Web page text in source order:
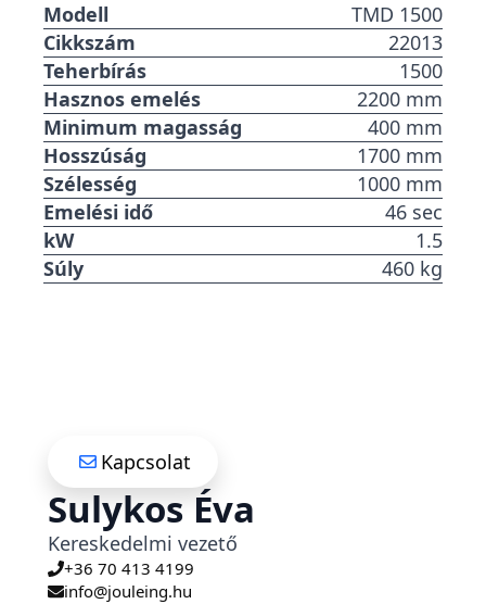
Modell
TMD 1500
Cikkszám
22013
Teherbírás
1500
Hasznos emelés
2200 mm
Minimum magasság
400 mm
Hosszúság
1700 mm
Szélesség
1000 mm
Emelési idő
46 sec
kW
1.5
Súly
460 kg
Kapcsolat
Sulykos Éva
Kereskedelmi vezető
+36 70 413 4199
info@jouleing.hu